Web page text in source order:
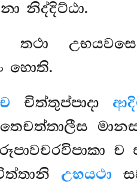
නිද්දිට්ඨා.
තථා
හොති.
චිත්තුප්පාදා
උභයථා